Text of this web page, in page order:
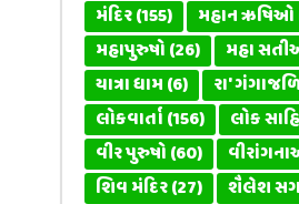
મંદિર(155) મહાન ઋષિઓ
મહાપુરુષો(26) મહા
યાત્રા ધામ(6) રા'
લોકવાર્તા(156) લોક
વીર પુરુષો(60)
શિવ મંદિર(27) શૈલેશ